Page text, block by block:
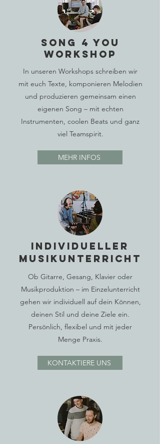
Song 4 YOU
Workshop
In unseren Workshops schreiben wir
mit euch Texte, komponieren Melodien
und produzieren gemeinsam einen
eigenen Song – mit echten
Instrumenten, coolen Beats und ganz
viel Teamspirit.
MEHR INFOS
Individueller
Musikunterricht
Ob Gitarre, Gesang, Klavier oder
Musikproduktion – im Einzelunterricht
gehen wir individuell auf dein Können,
deinen Stil und deine Ziele ein.
Persönlich, flexibel und mit jeder
Menge Praxis.
KONTAKTIERE UNS